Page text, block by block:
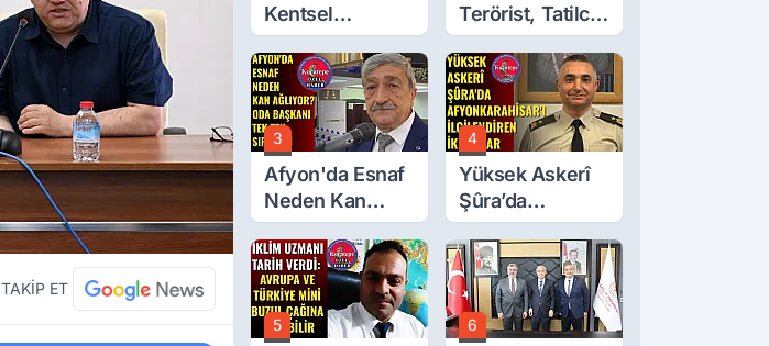
TAKİP ET
Kentsel
Dönüşüm’de
Ayrıntılar Ortaya
Çıktı… Hakediş
Nasıl Olacak?
Terörist, Tatilci
Gibi Kaçmış
3
Afyon'da Esnaf
Neden Kan
Ağlıyor? Oda
Başkanı Tek Tek
Sıraladı
4
Yüksek Askerî
Şûra’da
Afyonkarahisar'ı
İlgilendiren İki
Karar
5 6